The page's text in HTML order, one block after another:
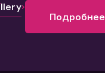
Подробнее